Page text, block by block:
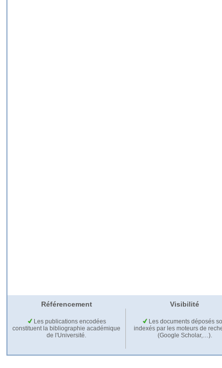
Référencement Visibilité
Les publications encodées
constituent la bibliographie académique
de l'Université.
Les documents déposés
indexés par les moteurs de
(Google Scholar,…).